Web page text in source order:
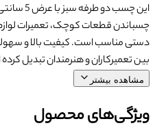
این چسب
چسباندن قطعات کوچک، تعمیرات
دستی مناسب است. کیفیت بالا و
بین تعمیرکاران و هنرمندان تبدیل
مشاهده بیشتر
ویژگی‌های محصول